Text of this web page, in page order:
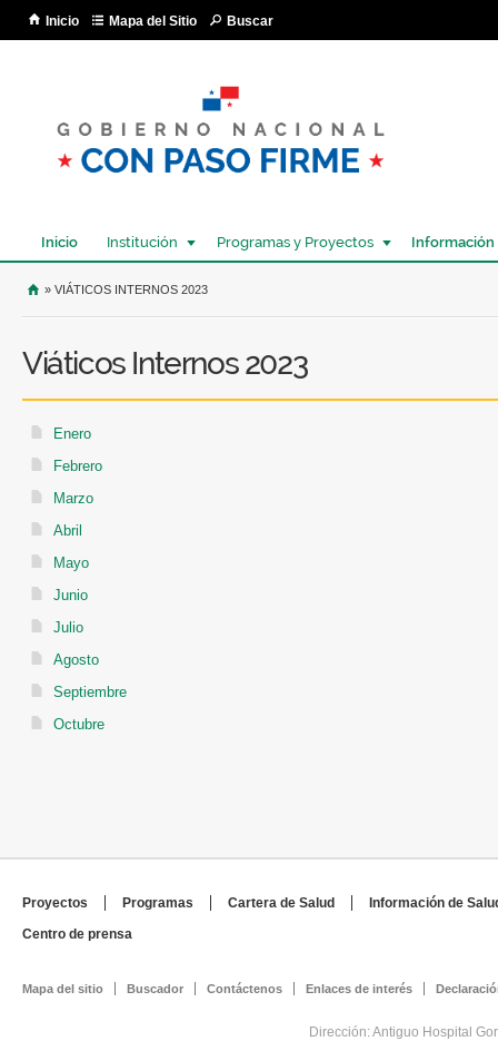
Inicio Mapa del Sitio Buscar
Inicio Institución Programas y Proyectos Información
USTED SE ENCUENTRA AQUÍ
» VIÁTICOS INTERNOS 2023
Viáticos Internos 2023
Enero
Febrero
Marzo
Abril
Mayo
Junio
Julio
Agosto
Septiembre
Octubre
Proyectos Programas Cartera de Salud
Información de
Centro de prensa
Mapa del sitio Buscador Contáctenos Enlaces de interés
Dirección: Antiguo Hospital